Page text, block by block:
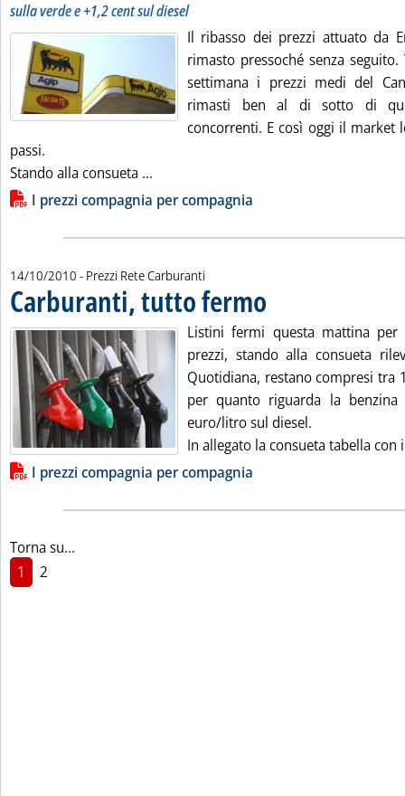
sulla verde e +1,2 cent sul diesel
Il ribasso dei prezzi attuato da
rimasto pressoché senza
settimana i prezzi medi del
rimasti ben al di sotto di
concorrenti. E così oggi il market
passi.
Stando alla consueta ...
Lista allegati PDF alla notizia
I prezzi compagnia per compagnia
14/10/2010 - Prezzi Rete Carburanti
Carburanti, tutto fermo
Listini fermi questa mattina
prezzi, stando alla consueta
Quotidiana, restano compresi tra
per quanto riguarda la
euro/litro sul diesel.
In allegato la consueta tabella con
Lista allegati PDF alla notizia
I prezzi compagnia per compagnia
Torna su...
1
2